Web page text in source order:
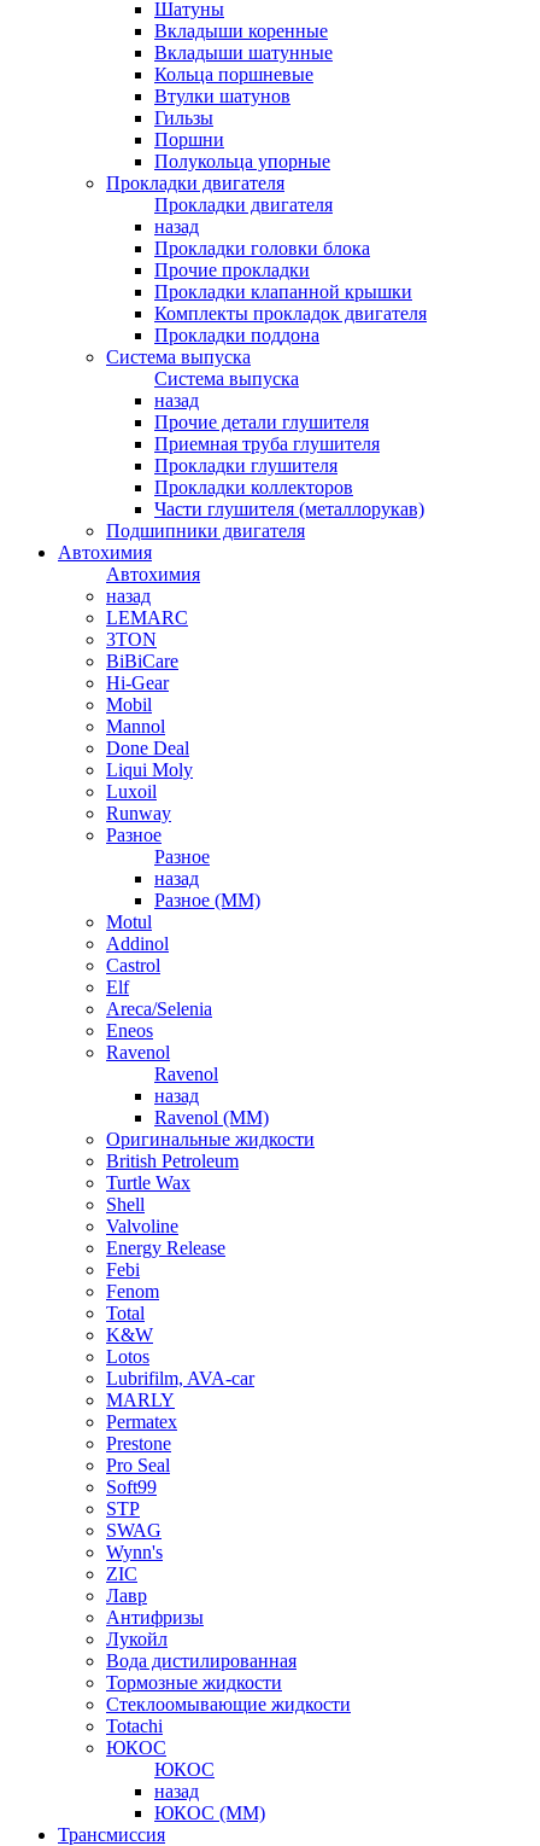
Шатуны
Вкладыши коренные
Вкладыши шатунные
Кольца поршневые
Втулки шатунов
Гильзы
Поршни
Полукольца упорные
Прокладки двигателя
Прокладки двигателя
назад
Прокладки головки блока
Прочие прокладки
Прокладки клапанной крышки
Комплекты прокладок двигателя
Прокладки поддона
Система выпуска
Система выпуска
назад
Прочие детали глушителя
Приемная труба глушителя
Прокладки глушителя
Прокладки коллекторов
Части глушителя (металлорукав)
Подшипники двигателя
Автохимия
Автохимия
назад
LEMARC
3TON
BiBiCare
Hi-Gear
Mobil
Mannol
Done Deal
Liqui Moly
Luxoil
Runway
Разное
Разное
назад
Разное (ММ)
Motul
Addinol
Castrol
Elf
Areca/Selenia
Eneos
Ravenol
Ravenol
назад
Ravenol (ММ)
Оригинальные жидкости
British Petroleum
Turtle Wax
Shell
Valvoline
Energy Release
Febi
Fenom
Total
K&W
Lotos
Lubrifilm, AVA-car
MARLY
Permatex
Prestone
Pro Seal
Soft99
STP
SWAG
Wynn's
ZIC
Лавр
Антифризы
Лукойл
Вода дистилированная
Тормозные жидкости
Стеклоомывающие жидкости
Totachi
ЮКОС
ЮКОС
назад
ЮКОС (ММ)
Трансмиссия